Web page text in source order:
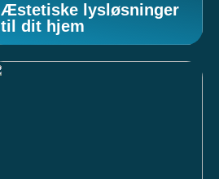
Æstetiske lysløsninger
til dit hjem